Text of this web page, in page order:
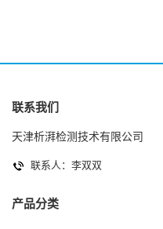
联系我们
天津析湃检测技术有限公司
联系人：李双双
产品分类